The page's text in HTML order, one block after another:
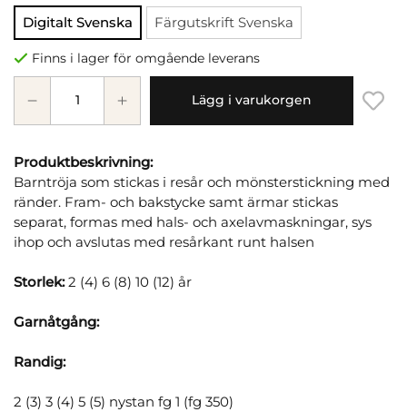
Digitalt Svenska
Färgutskrift Svenska
Finns i lager för omgående leverans
Lägg i varukorgen
Produktbeskrivning:
Barntröja som stickas i resår och mönsterstickning med
ränder. Fram- och bakstycke samt ärmar stickas
separat, formas med hals- och axelavmaskningar, sys
ihop och avslutas med resårkant runt halsen
Storlek:2 (4) 6 (8) 10 (12) år
Garnåtgång:
Randig:
2 (3) 3 (4) 5 (5) nystan fg 1 (fg 350)